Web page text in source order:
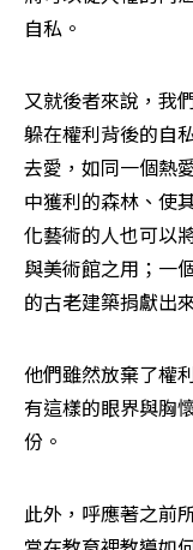
自私。
又就後者來說，我
躲在權利背後的自
去愛，如同一個熱
中獲利的森林、使
化藝術的人也可以
與美術館之用；一
的古老建築捐獻出
他們雖然放棄了權
有這樣的眼界與胸
份。
此外，呼應著之前